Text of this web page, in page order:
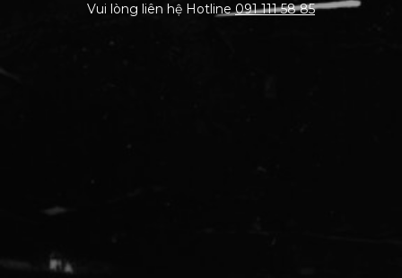
Vui lòng liên hệ Hotline091 111 58 85